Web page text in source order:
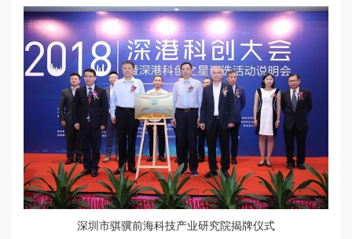
深圳市骐骥前海科技产业研究院揭牌仪式